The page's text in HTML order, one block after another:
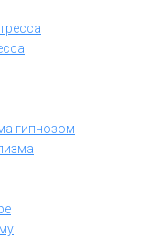
гипнозом